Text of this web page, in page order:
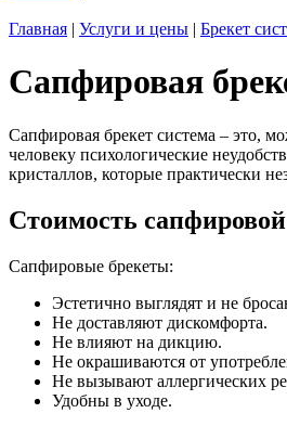
Главная | Услуги и цены | Брекет
Сапфировая
Сапфировая брекет система – это,
человеку психологические
кристаллов, которые практически
Стоимость
Сапфировые брекеты:
Эстетично выглядят и не
Не доставляют дискомфорта.
Не влияют на дикцию.
Не окрашиваются от
Не вызывают аллергических
Удобны в уходе.